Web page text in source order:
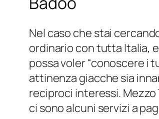
Nel caso che stai
ordinario con tutta Italia,
possa voler “conoscere i
attinenza giacche sia
reciproci interessi. Mezzo
ci sono alcuni servizi a